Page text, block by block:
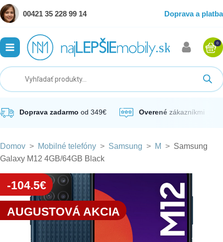
00421 35 228 99 14 Doprava a platba
0
Doprava zadarmo od 349€ Overené zákazníkmi
Domov > Mobilné telefóny > Samsung > M > Samsung
Galaxy M12 4GB/64GB Black
-104.5€
AUGUSTOVÁ AKCIA